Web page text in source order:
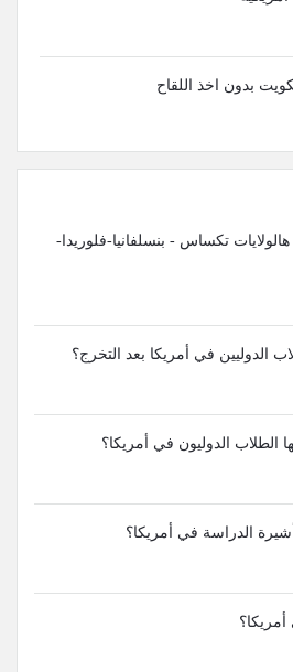
بدون اخذ اللقاح
هالولايات تكساس - بنسلفانيا-فلوريدا-
الدوليين في أمريكا بعد التخرج؟
الطلاب الدوليون في أمريكا؟
الدراسة في أمريكا؟